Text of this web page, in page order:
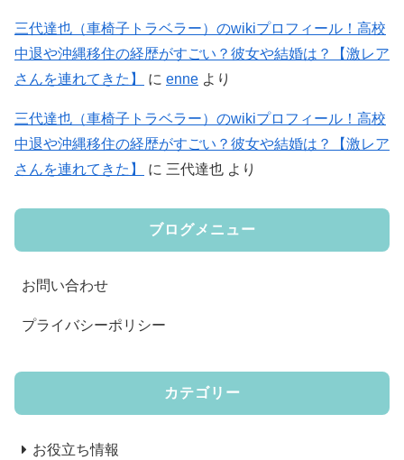
三代達也（車椅子トラベラー）のwikiプロフィール！高校
中退や沖縄移住の経歴がすごい？彼女や結婚は？【激レア
さんを連れてきた】
に enne より
三代達也（車椅子トラベラー）のwikiプロフィール！高校
中退や沖縄移住の経歴がすごい？彼女や結婚は？【激レア
さんを連れてきた】
に 三代達也 より
ブログメニュー
お問い合わせ
プライバシーポリシー
カテゴリー
お役立ち情報